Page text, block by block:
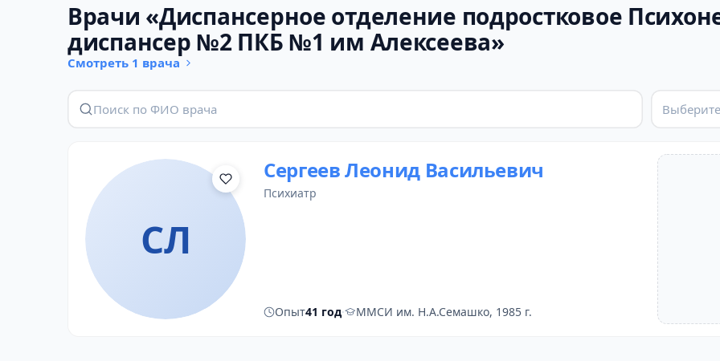
Врачи «Диспансерное отделение подростковое
диспансер №2 ПКБ №1 им Алексеева»
Смотреть 1 врача
СЛ
Сергеев Леонид Васильевич
психиатр
Опыт41 год· ММСИ им. Н.А.Семашко, 1985 г.